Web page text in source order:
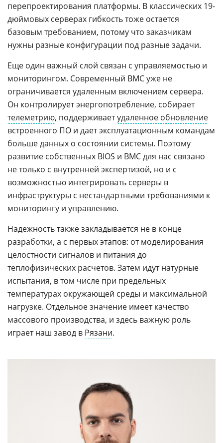
перепроектирования платформы. В классических 19-
дюймовых серверах гибкость тоже остается
базовым требованием, потому что заказчикам
нужны разные конфигурации под разные задачи.
Еще один важный слой связан с управляемостью и
мониторингом. Современный BMC уже не
ограничивается удаленным включением сервера.
Он контролирует энергопотребление, собирает
телеметрию, поддерживаетудаленное обновление
встроенного ПО и дает эксплуатационным командам
больше данных о состоянии системы. Поэтому
развитие собственных BIOS и BMC для нас связано
не только с внутренней экспертизой, но и с
возможностью интегрировать серверы в
инфраструктуры с нестандартными требованиями к
мониторингу и управлению.
Надежность также закладывается не в конце
разработки, а с первых этапов: от моделирования
целостности сигналов и питания до
теплофизических расчетов. Затем идут натурные
испытания, в том числе при предельных
температурах окружающей среды и максимальной
нагрузке. Отдельное значение имеет качество
массового производства, и здесь важную роль
играет наш завод в Рязани.